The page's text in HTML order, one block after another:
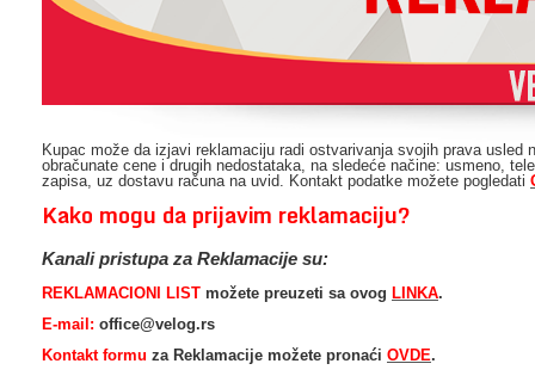
Kupac može da izjavi reklamaciju radi ostvarivanja svojih prava
obračunate cene i drugih nedostataka, na sledeće načine: usmeno,
zapisa, uz dostavu računa na uvid. Kontakt podatke možete pogledati
Kako mogu da prijavim reklamaciju?
Kanali pristupa za Reklamacije su:
REKLAMACIONI LIST možete preuzeti sa ovog LINKA.
E-mail: office@velog.rs
Kontakt formu za Reklamacije možete pronaći OVDE.